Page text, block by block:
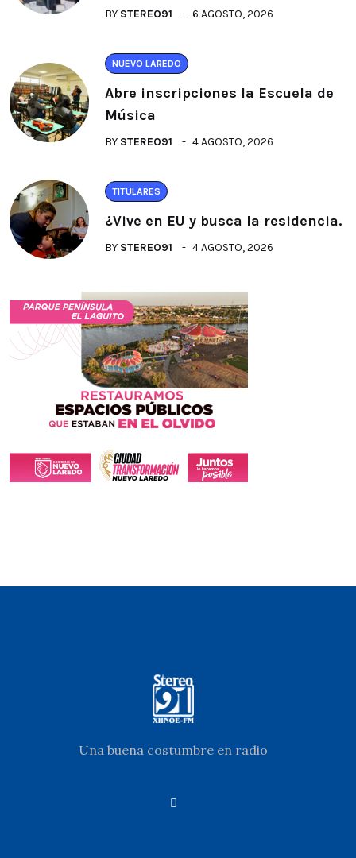
BY STEREO91 6 AGOSTO, 2026
NUEVO LAREDO
Abre inscripciones la Escuela de
Música
BY STEREO91 4 AGOSTO, 2026
TITULARES
¿Vive en EU y busca la residencia.
BY STEREO91 4 AGOSTO, 2026
Una buena costumbre en radio